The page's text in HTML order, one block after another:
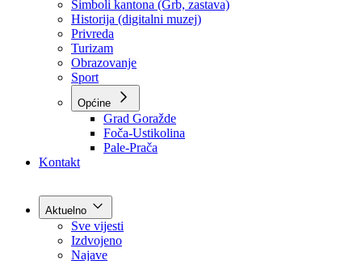
O kantonu
O kantonu
Simboli kantona (Grb, zastava)
Historija (digitalni muzej)
Privreda
Turizam
Obrazovanje
Sport
Općine
Kontakt
Aktuelno